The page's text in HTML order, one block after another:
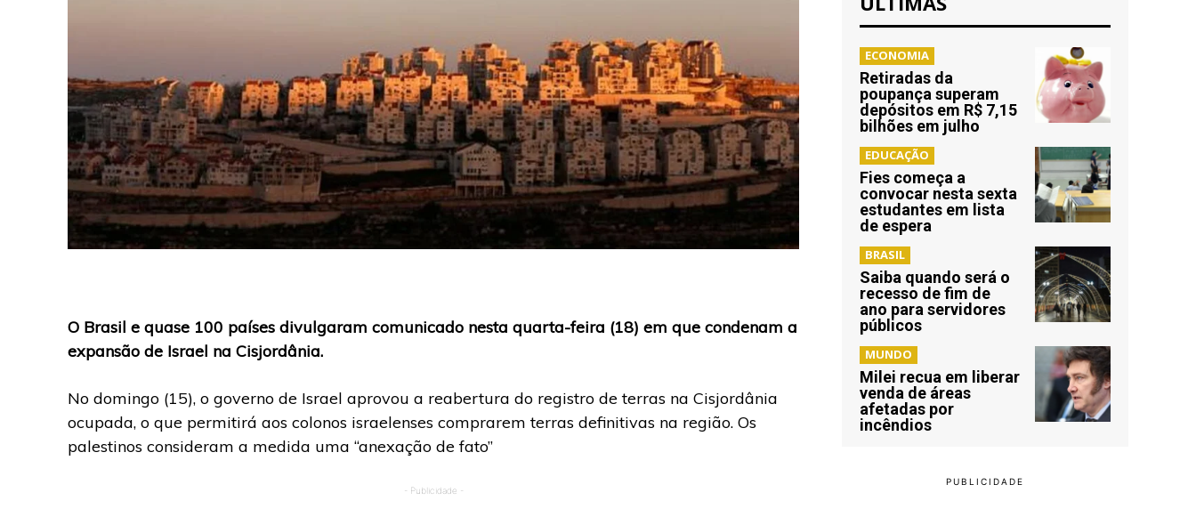
O Brasil e quase 100 países divulgaram comunicado nesta quarta-feira (18) em que condenam a
expansão de Israel na Cisjordânia.
No domingo (15), o governo de Israel aprovou a reabertura do registro de terras na Cisjordânia
ocupada, o que permitirá aos colonos israelenses comprarem terras definitivas na região. Os
palestinos consideram a medida uma “anexação de fato”
- Publicidade -
ECONOMIA
Retiradas da
poupança superam
depósitos em R$ 7,15
bilhões em julho
EDUCAÇÃO
Fies começa a
convocar nesta sexta
estudantes em lista
de espera
BRASIL
Saiba quando será o
recesso de fim de
ano para servidores
públicos
MUNDO
Milei recua em liberar
venda de áreas
afetadas por
incêndios